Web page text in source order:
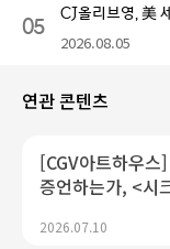
05 CJ올리브영, 美
2026.08.05
연관 콘텐츠
[CGV아트하우스
증언하는가, <시
2026.07.10